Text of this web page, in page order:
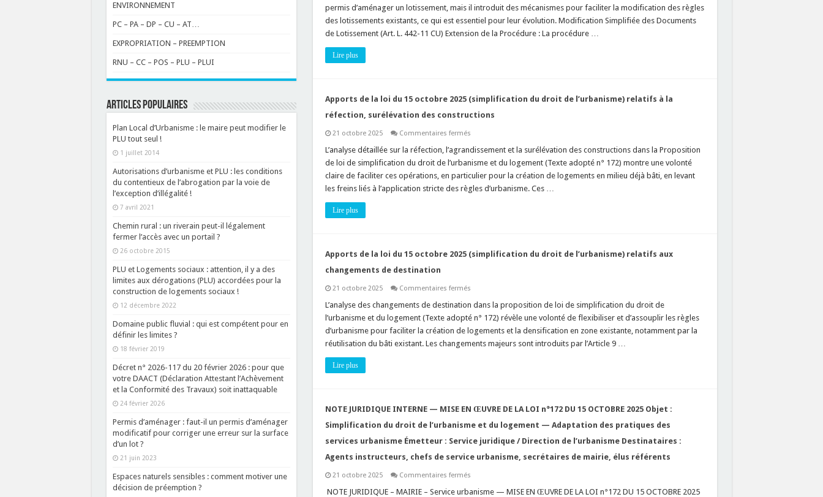
loi
du
15
octobre
aux
«
permis
lotissements
»
permis d’aménager un lotissement, mais il introduit des mécanismes pour faciliter la modification des règles
des lotissements existants, ce qui est essentiel pour leur évolution. Modification Simplifiée des Documents
de Lotissement (Art. L. 442-11 CU) Extension de la Procédure : La procédure …
Lire plus
Apports de la loi du 15 octobre 2025 (simplification du droit de l’urbanisme) relatifs à la
réfection, surélévation des constructions
21 octobre 2025 Commentaires ferméssur
de
loi
du
15
octobre
à
la
constructions
L’analyse détaillée sur la réfection, l’agrandissement et la surélévation des constructions dans la Proposition
de loi de simplification du droit de l’urbanisme et du logement (Texte adopté n° 172) montre une volonté
claire de faciliter ces opérations, en particulier pour la création de logements en milieu déjà bâti, en levant
les freins liés à l’application stricte des règles d’urbanisme. Ces …
Lire plus
Apports de la loi du 15 octobre 2025 (simplification du droit de l’urbanisme) relatifs aux
changements de destination
21 octobre 2025 Commentaires ferméssur
de
loi
du
15
octobre
aux
de
L’analyse des changements de destination dans la proposition de loi de simplification du droit de
l’urbanisme et du logement (Texte adopté n° 172) révèle une volonté de flexibiliser et d’assouplir les règles
d’urbanisme pour faciliter la création de logements et la densification en zone existante, notamment par la
réutilisation du bâti existant. Les changements majeurs sont introduits par l’Article 9 …
Lire plus
NOTE JURIDIQUE INTERNE — MISE EN ŒUVRE DE LA LOI n°172 DU 15 OCTOBRE 2025 Objet :
Simplification du droit de l’urbanisme et du logement — Adaptation des pratiques des
services urbanisme Émetteur : Service juridique / Direction de l’urbanisme Destinataires :
Agents instructeurs, chefs de service urbanisme, secrétaires de mairie, élus référents
21 octobre 2025 Commentaires ferméssur
JURIDIQUE
️ NOTE JURIDIQUE – MAIRIE – Service urbanisme — MISE EN ŒUVRE DE LA LOI n°172 DU 15 OCTOBRE 2025
ENVIRONNEMENT
PC – PA – DP – CU – AT…
EXPROPRIATION – PREEMPTION
RNU – CC – POS – PLU – PLUI
ARTICLES POPULAIRES
Plan Local d’Urbanisme : le maire peut modifier le
PLU tout seul !
1 juillet 2014
Autorisations d’urbanisme et PLU : les conditions
du contentieux de l’abrogation par la voie de
l’exception d’illégalité !
7 avril 2021
Chemin rural : un riverain peut-il légalement
fermer l’accès avec un portail ?
26 octobre 2015
PLU et Logements sociaux : attention, il y a des
limites aux dérogations (PLU) accordées pour la
construction de logements sociaux !
12 décembre 2022
Domaine public fluvial : qui est compétent pour en
définir les limites ?
18 février 2019
Décret n° 2026-117 du 20 février 2026 : pour que
votre DAACT (Déclaration Attestant l’Achèvement
et la Conformité des Travaux) soit inattaquable
24 février 2026
Permis d’aménager : faut-il un permis d’aménager
modificatif pour corriger une erreur sur la surface
d’un lot ?
21 juin 2023
Espaces naturels sensibles : comment motiver une
décision de préemption ?